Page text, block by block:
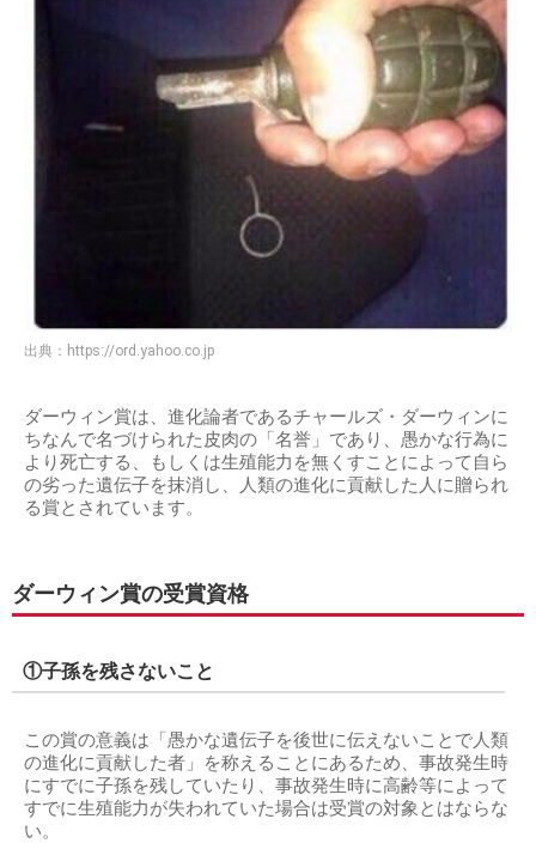
出典： https://ord.yahoo.co.jp
ダーウィン賞は、進化論者であるチャールズ・ダーウィンに
ちなんで名づけられた皮肉の「名誉」であり、愚かな行為に
より死亡する、もしくは生殖能力を無くすことによって自ら
の劣った遺伝子を抹消し、人類の進化に貢献した人に贈られ
る賞とされています。
ダーウィン賞の受賞資格
①子孫を残さないこと
この賞の意義は「愚かな遺伝子を後世に伝えないことで人類
の進化に貢献した者」を称えることにあるため、事故発生時
にすでに子孫を残していたり、事故発生時に高齢等によって
すでに生殖能力が失われていた場合は受賞の対象とはならな
い。